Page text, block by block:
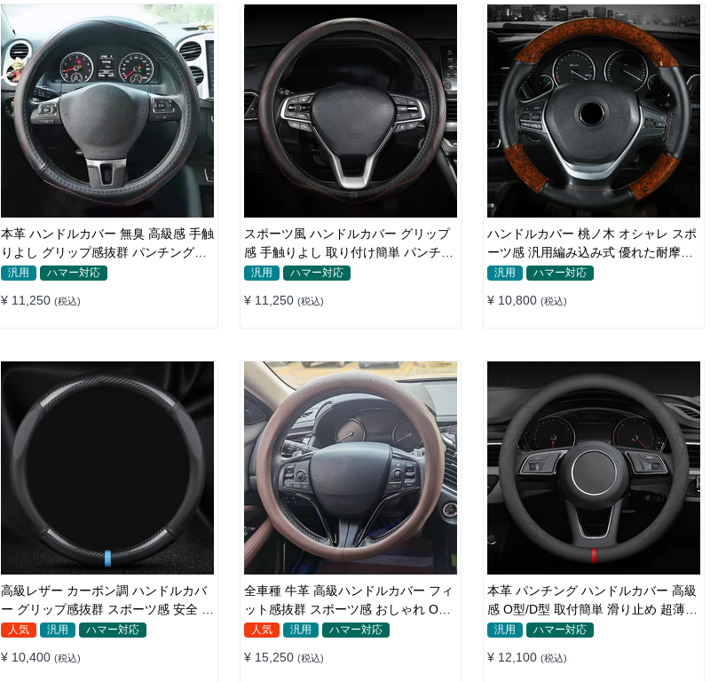
本革 ハンドルカバー 無臭 高級感 手触
りよし グリップ感抜群 パンチング加
工 通気性 35-40CM
汎用 ハマー対応
¥ 11,250 (税込)
スポーツ風 ハンドルカバー グリップ
感 手触りよし 取り付け簡単 パンチン
グ加工 35-40CM
汎用 ハマー対応
¥ 11,250 (税込)
ハンドルカバー 桃ノ木 オシャレ スポ
ーツ感 汎用編み込み式 優れた耐摩耗
性 38CM
汎用 ハマー対応
¥ 10,800 (税込)
高級レザー カーボン調 ハンドルカバ
ー グリップ感抜群 スポーツ感 安全 耐
久性 38CM
人気 汎用 ハマー対応
¥ 10,400 (税込)
全車種 牛革 高級ハンドルカバー フィ
ット感抜群 スポーツ感 おしゃれ O
型/D型 37~38CM
人気 汎用 ハマー対応
¥ 15,250 (税込)
本革 パンチング ハンドルカバー 高級
感 O型/D型 取付簡単 滑り止め 超薄い
38CM
汎用 ハマー対応
¥ 12,100 (税込)